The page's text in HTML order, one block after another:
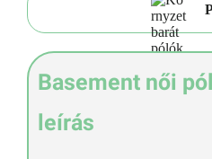
Basement női
leírás